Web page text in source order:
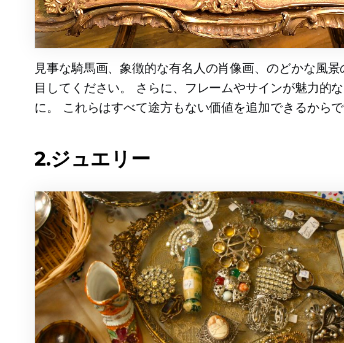
見事な騎馬画、象徴的な有名人の肖像画、のどかな風景
目してください。 さらに、フレームやサインが魅力的
に。 これらはすべて途方もない価値を追加できるからで
2.ジュエリー